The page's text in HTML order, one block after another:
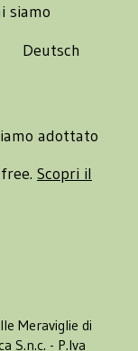
siamo
Deutsch
adottato
Scopri il
Meraviglie di
S.n.c. - P.Iva